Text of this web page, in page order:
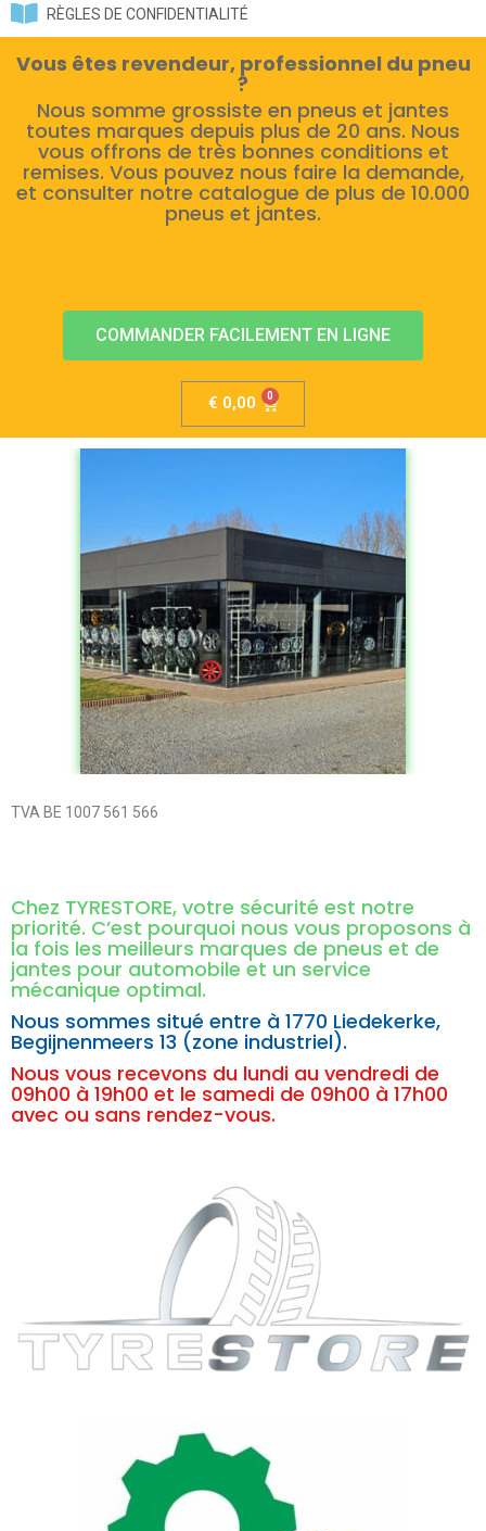
RÈGLES DE CONFIDENTIALITÉ
Vous êtes revendeur, professionnel du pneu
?
Nous somme grossiste en pneus et jantes
toutes marques depuis plus de 20 ans. Nous
vous offrons de très bonnes conditions et
remises. Vous pouvez nous faire la demande,
et consulter notre catalogue de plus de 10.000
pneus et jantes.
COMMANDER FACILEMENT EN LIGNE
€ 0,00
TVA BE 1007 561 566
Chez TYRESTORE, votre sécurité est notre
priorité. C’est pourquoi nous vous proposons à
la fois les meilleurs marques de pneus et de
jantes pour automobile et un service
mécanique optimal.
Nous sommes situé entre à 1770 Liedekerke,
Begijnenmeers 13 (zone industriel).
Nous vous recevons du lundi au vendredi de
09h00 à 19h00 et le samedi de 09h00 à 17h00
avec ou sans rendez-vous.